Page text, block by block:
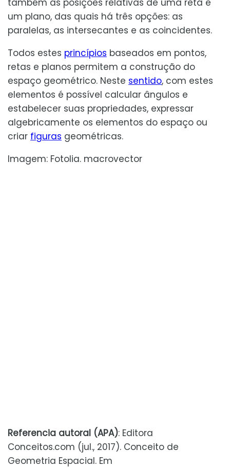
também as posições relativas de uma reta e
um plano, das quais há três opções: as
paralelas, as intersecantes e as coincidentes.
Todos estes princípios baseados em pontos,
retas e planos permitem a construção do
espaço geométrico. Neste sentido, com estes
elementos é possível calcular ângulos e
estabelecer suas propriedades, expressar
algebricamente os elementos do espaço ou
criar figuras geométricas.
Imagem: Fotolia. macrovector
Referencia autoral (APA): Editora
Conceitos.com (jul., 2017). Conceito de
Geometria Espacial. Em